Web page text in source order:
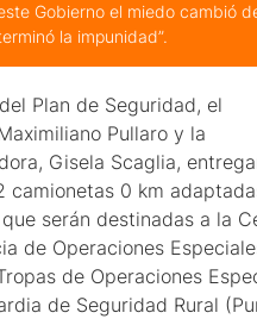
Gobierno el miedo cambió
la impunidad”.
Plan de Seguridad, el
Pullaro y la
Gisela Scaglia,
camionetas 0 km
serán destinadas a la
de Operaciones
de Operaciones
de Seguridad Rural